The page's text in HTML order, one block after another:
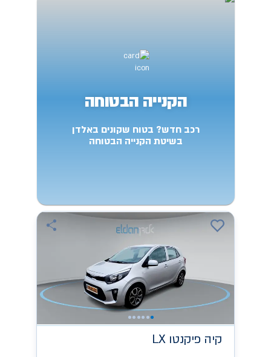
הקנייה הבטוחה
רכב חדש? בטוח שקונים באלדן
בשיטת הקנייה הבטוחה
קיה פיקנטו LX